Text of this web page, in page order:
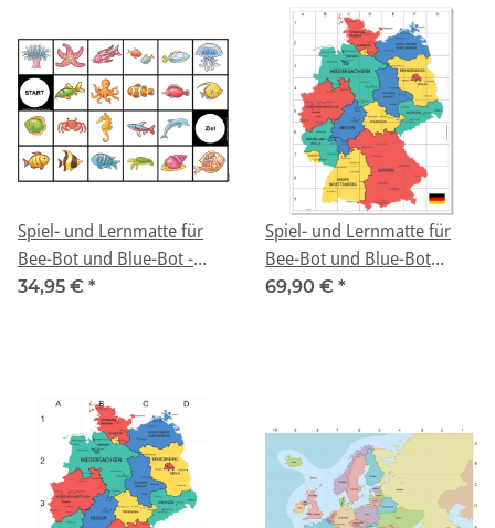
Spiel- und Lernmatte für
Bee-Bot und Blue-Bot -
"Tiere im Meer"
34,95 € *
Spiel- und Lernmatte für
Bee-Bot und Blue-Bot
"Deutschland" groß
69,90 € *